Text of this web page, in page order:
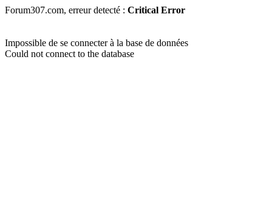
Forum307.com, erreur detecté : Critical Error
Impossible de se connecter à la base de données
Could not connect to the database